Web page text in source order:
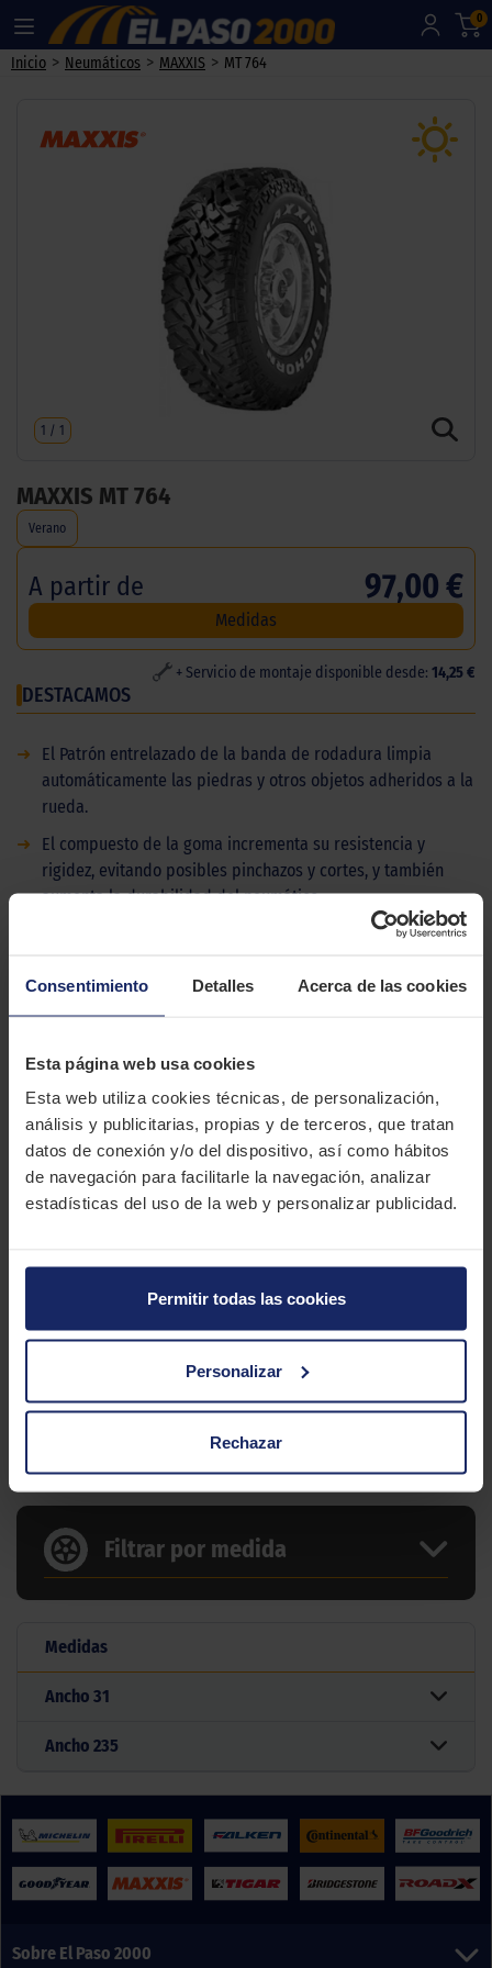
Consentimiento Detalles Acerca de las cookies
Esta página web usa cookies
Esta web utiliza cookies técnicas, de personalización,
análisis y publicitarias, propias y de terceros, que tratan
datos de conexión y/o del dispositivo, así como hábitos
de navegación para facilitarle la navegación, analizar
estadísticas del uso de la web y personalizar publicidad.
Permitir todas las cookies
Personalizar
Rechazar
0
Inicio > Neumáticos > MAXXIS > MT 764
1 / 1
MAXXIS MT 764
Verano
A partir de 97,00 €
Medidas
+ Servicio de montaje disponible desde: 14,25 €
DESTACAMOS
➜
El Patrón entrelazado de la banda de rodadura limpia
automáticamente las piedras y otros objetos adheridos a la
rueda.
➜
El compuesto de la goma incrementa su resistencia y
rigidez, evitando posibles pinchazos y cortes, y también
aumenta la durabilidad del neumático.
Disponemos de stock en las Islas Canarias, ordene sus
ElPaso2000.
MAXXIS MT 764
El Maxxis MT-764 BigHorn es un neumático todoterreno para
4x4 capaz de circular en cualquier condición meteorológica.
CARACTERÍSTICAS TÉCNICAS
MT 764
Estación
Verano
3 MEDIDAS PARA EL NEUMÁTICO
Filtrar por medida
Medidas
Ancho 31
Ancho 235
Sobre El Paso 2000